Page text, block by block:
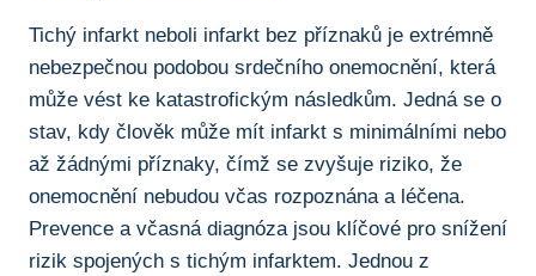
Tichý infarkt neboli infarkt bez ​příznaků je extrémně
nebezpečnou podobou srdečního onemocnění, která⁣
může vést ke katastrofickým následkům. Jedná se o
stav, kdy ⁣člověk může mít infarkt s⁢ minimálními ​nebo
až žádnými ​příznaky, čímž se zvyšuje riziko, že
onemocnění nebudou včas rozpoznána ⁢a léčena.
Prevence a včasná diagnóza jsou klíčové pro snížení
rizik spojených s tichým infarktem. Jednou z